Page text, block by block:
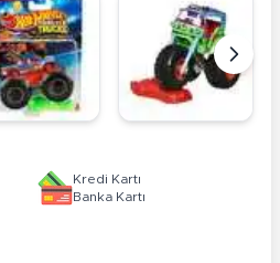
Kredi Kartı
Banka Kartı